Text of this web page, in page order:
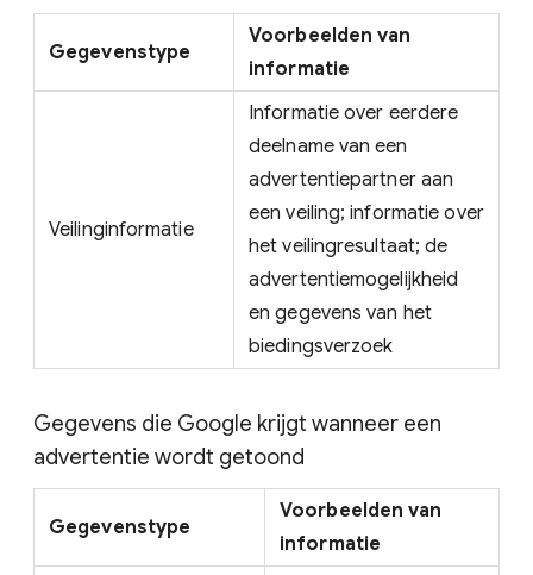
Gegevenstype
Voorbeelden van
informatie
Veilinginformatie
Informatie over eerdere
deelname van een
advertentiepartner aan
een veiling; informatie over
het veilingresultaat; de
advertentiemogelijkheid
en gegevens van het
biedingsverzoek
Gegevens die Google krijgt wanneer een
advertentie wordt getoond
Gegevenstype
Voorbeelden van
informatie